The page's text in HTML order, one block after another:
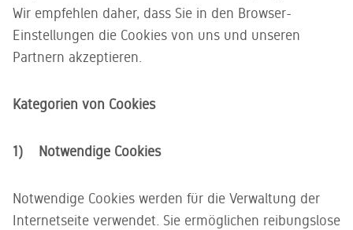
Wir empfehlen daher, dass Sie in den Browser-
Einstellungen die Cookies von uns und unseren
Partnern akzeptieren.
Kategorien von Cookies
1) Notwendige Cookies
Notwendige Cookies werden für die Verwaltung der
Internetseite verwendet. Sie ermöglichen reibungslose